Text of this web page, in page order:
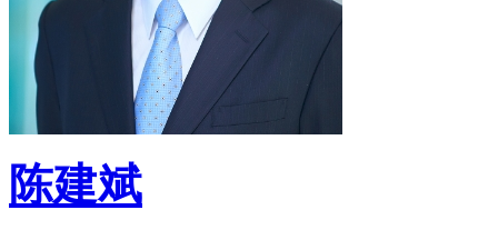
陈建斌